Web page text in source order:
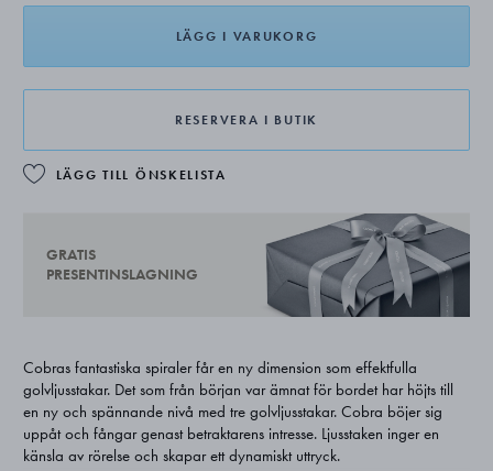
LÄGG I VARUKORG
RESERVERA I BUTIK
LÄGG TILL ÖNSKELISTA
GRATIS
PRESENTINSLAGNING
Cobras fantastiska spiraler får en ny dimension som effektfulla
golvljusstakar. Det som från början var ämnat för bordet har höjts till
en ny och spännande nivå med tre golvljusstakar. Cobra böjer sig
uppåt och fångar genast betraktarens intresse. Ljusstaken inger en
känsla av rörelse och skapar ett dynamiskt uttryck.